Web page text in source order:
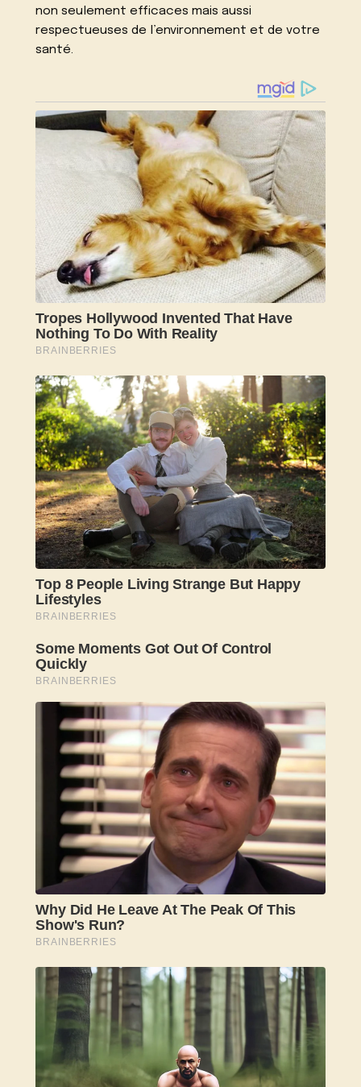
non seulement efficaces mais aussi
respectueuses de l’environnement et de votre
santé.